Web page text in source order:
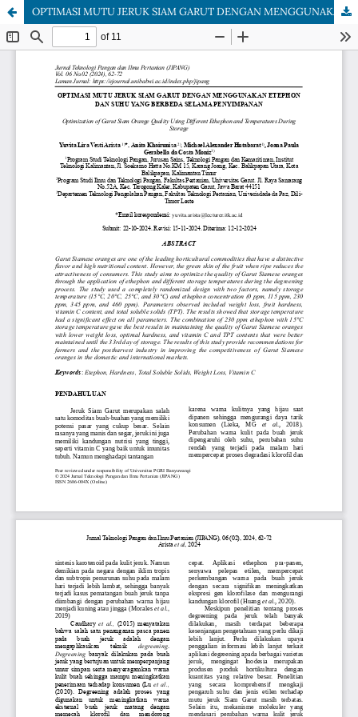
OPTIMASI MUTU JERUK SIAM GARUT DENGAN MENGGUNAKAN ETEPHON DAN SUHU YANG BERBEDA SELAMA PENYIMPANAN